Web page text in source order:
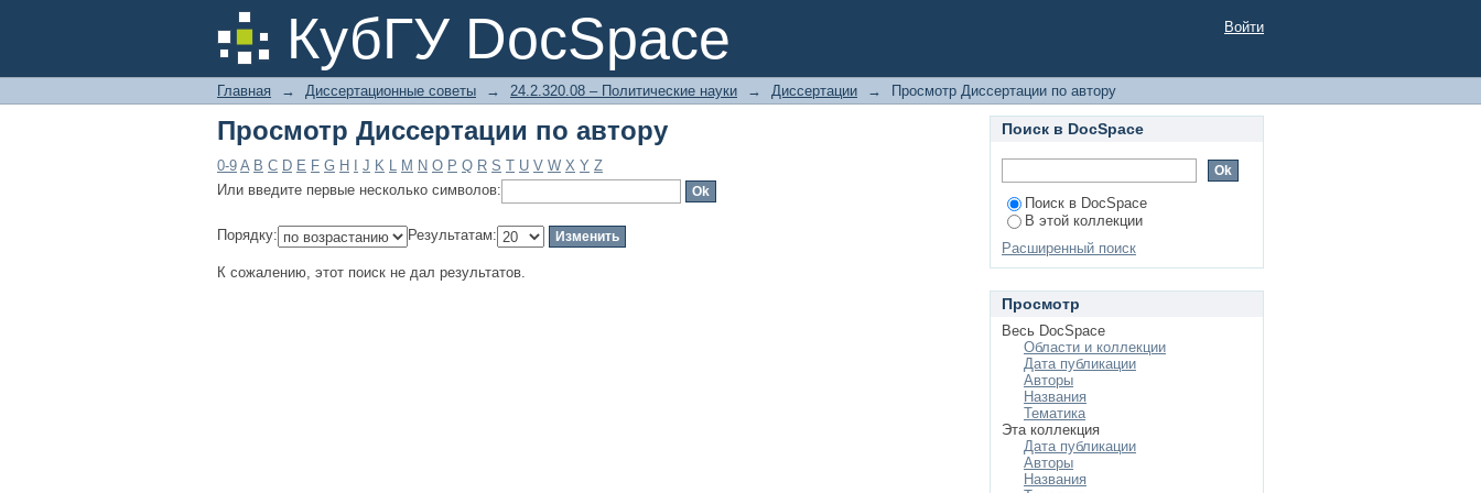
КубГУ DocSpace
Просмотр Диссертации по автору Войти
Главная → Диссертационные советы → 24.2.320.08 – Политические науки → Диссертации → Просмотр Диссертации по автору
Просмотр Диссертации по автору
0-9 A B C D E F G H J K L M N O P Q R S T U V W X Y Z
Или введите первые несколько символов:
Порядку: Результатам:
К сожалению, этот поиск не дал результатов.
Поиск в DocSpace
Поиск в DocSpace
В этой коллекции
Расширенный поиск
Просмотр
Весь DocSpace
Области и коллекции
Дата публикации
Авторы
Названия
Тематика
Эта коллекция
Дата публикации
Авторы
Названия